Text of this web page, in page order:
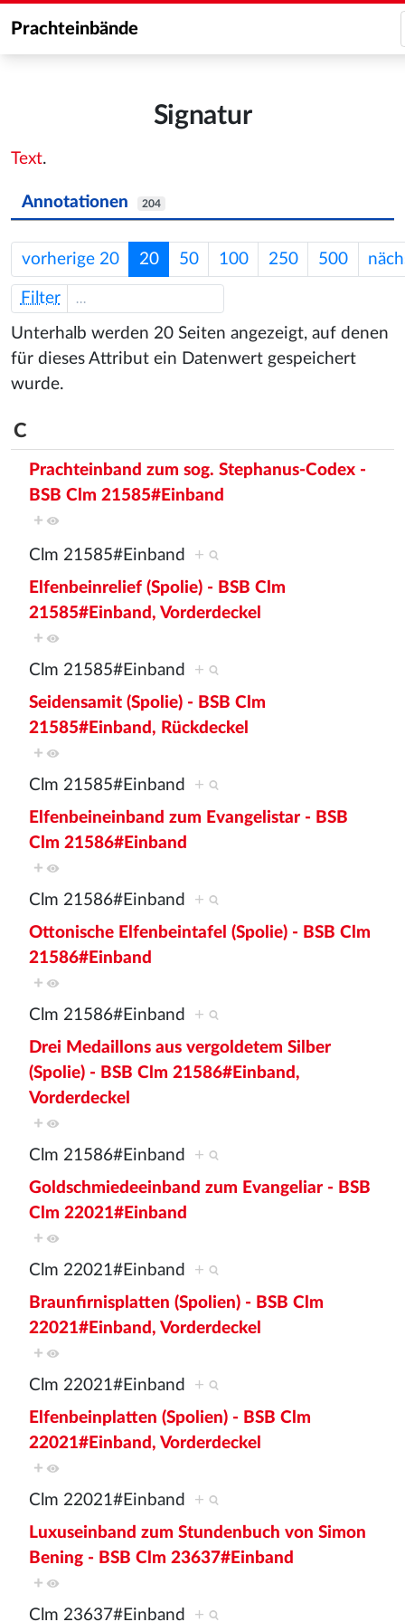
Prachteinbände
Signatur
Text.
Annotationen 204
vorherige 20 20 50 100 250 500
Filter
Unterhalb werden 20 Seiten angezeigt, auf denen
für dieses Attribut ein Datenwert gespeichert
wurde.
C
Prachteinband zum sog. Stephanus-Codex -
BSB Clm 21585#Einband
+
Clm 21585#Einband +
Elfenbeinrelief (Spolie) - BSB Clm
21585#Einband, Vorderdeckel
+
Clm 21585#Einband +
Seidensamit (Spolie) - BSB Clm
21585#Einband, Rückdeckel
+
Clm 21585#Einband +
Elfenbeineinband zum Evangelistar - BSB
Clm 21586#Einband
+
Clm 21586#Einband +
Ottonische Elfenbeintafel (Spolie) - BSB Clm
21586#Einband
+
Clm 21586#Einband +
Drei Medaillons aus vergoldetem Silber
(Spolie) - BSB Clm 21586#Einband,
Vorderdeckel
+
Clm 21586#Einband +
Goldschmiedeeinband zum Evangeliar - BSB
Clm 22021#Einband
+
Clm 22021#Einband +
Braunfirnisplatten (Spolien) - BSB Clm
22021#Einband, Vorderdeckel
+
Clm 22021#Einband +
Elfenbeinplatten (Spolien) - BSB Clm
22021#Einband, Vorderdeckel
+
Clm 22021#Einband +
Luxuseinband zum Stundenbuch von Simon
Bening - BSB Clm 23637#Einband
+
Clm 23637#Einband +